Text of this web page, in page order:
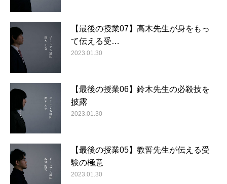
【最後の授業07】高木先生が身をもっ
て伝える受…
2023.01.30
【最後の授業06】鈴木先生の必殺技を
披露
2023.01.30
【最後の授業05】教誓先生が伝える受
験の極意
2023.01.30